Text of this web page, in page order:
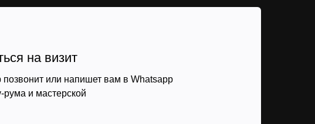
на визит
или напишет вам в Whatsapp
рума и мастерской